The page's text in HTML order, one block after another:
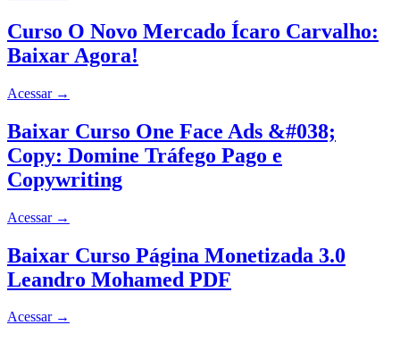
Curso O Novo Mercado Ícaro Carvalho:
Baixar Agora!
Acessar →
Baixar Curso One Face Ads &#038;
Copy: Domine Tráfego Pago e
Copywriting
Acessar →
Baixar Curso Página Monetizada 3.0
Leandro Mohamed PDF
Acessar →